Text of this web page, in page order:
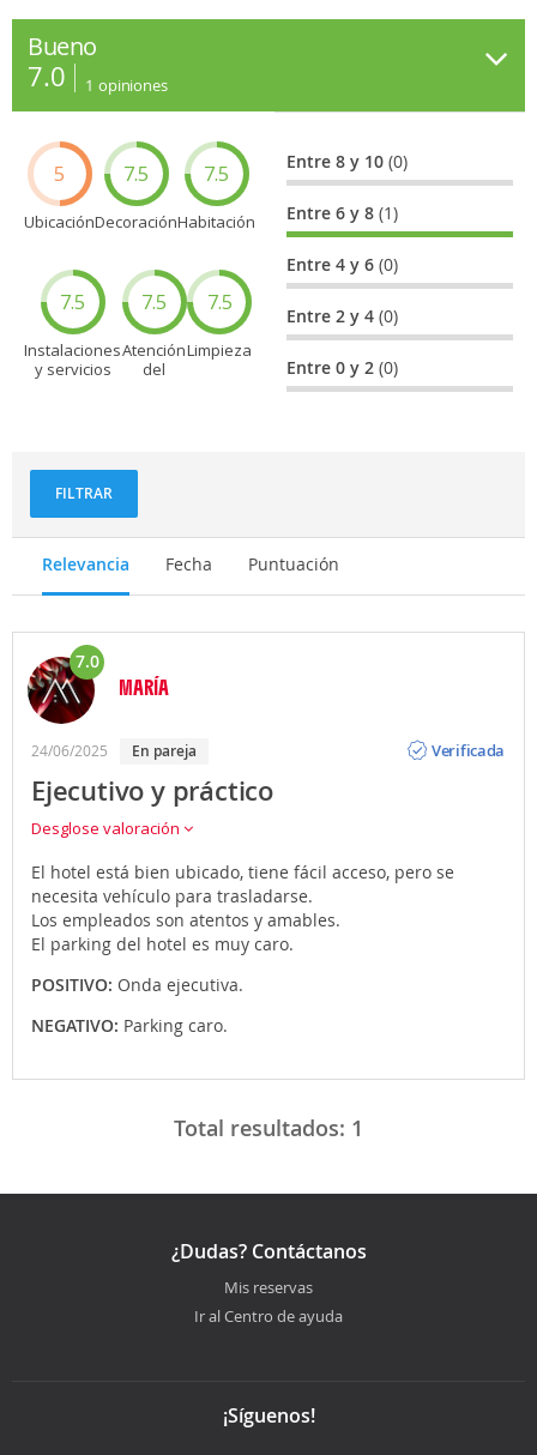
Bueno
7.0 1 opiniones
5
Ubicación
7.5
Decoración
7.5
Habitación
7.5
Instalaciones
y servicios
7.5
Atención
del
7.5
Limpieza
Entre 8 y 10(0)
Entre 6 y 8(1)
Entre 4 y 6(0)
Entre 2 y 4(0)
Entre 0 y 2(0)
FILTRAR
Relevancia Fecha Puntuación
7.0
MARÍA
24/06/2025 en pareja
Verificada
Ejecutivo y práctico
Desglose valoración
El hotel está bien ubicado, tiene fácil acceso, pero se
necesita vehículo para trasladarse.
Los empleados son atentos y amables.
El parking del hotel es muy caro.
POSITIVO: Onda ejecutiva.
NEGATIVO: Parking caro.
Total resultados: 1
¿Dudas? Contáctanos
Mis reservas
Ir al Centro de ayuda
¡Síguenos!